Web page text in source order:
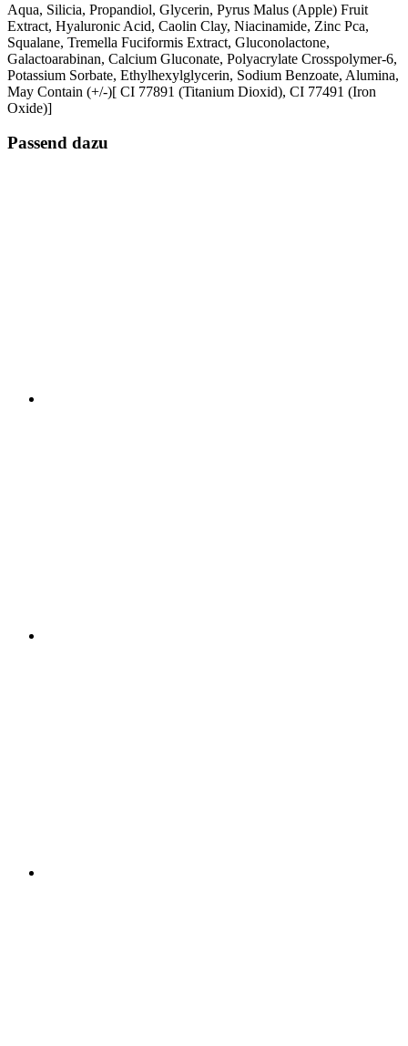
Aqua, Silicia, Propandiol, Glycerin, Pyrus Malus (Apple) Fruit
Extract, Hyaluronic Acid, Caolin Clay, Niacinamide, Zinc Pca,
Squalane, Tremella Fuciformis Extract, Gluconolactone,
Galactoarabinan, Calcium Gluconate, Polyacrylate Crosspolymer-6,
Potassium Sorbate, Ethylhexylglycerin, Sodium Benzoate, Alumina,
May Contain (+/-)[ CI 77891 (Titanium Dioxid), CI 77491 (Iron
Oxide)]
Passend dazu